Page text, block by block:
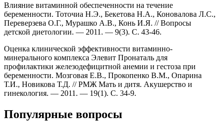
Влияние витаминной обеспеченности на течение
беременности. Тоточиа Н.Э., Бекетова Н.А., Коновалова Л.С.,
Переверзева О.Г., Мурашко А.В., Конь И.Я. // Вопросы
детской диетологии. — 2011. — 9(3). С. 43-46.
Оценка клинической эффективности витаминно-
минерального комплекса Элевит Пронаталь для
профилактики железодефицитной анемии и гестоза при
беременности. Мозговая Е.В., Прокопенко В.М., Опарина
Т.И., Новикова Т.Д. // РМЖ Мать и дитя. Акушерство и
гинекология. — 2011. — 19(1). С. 34-9.
Популярные вопросы